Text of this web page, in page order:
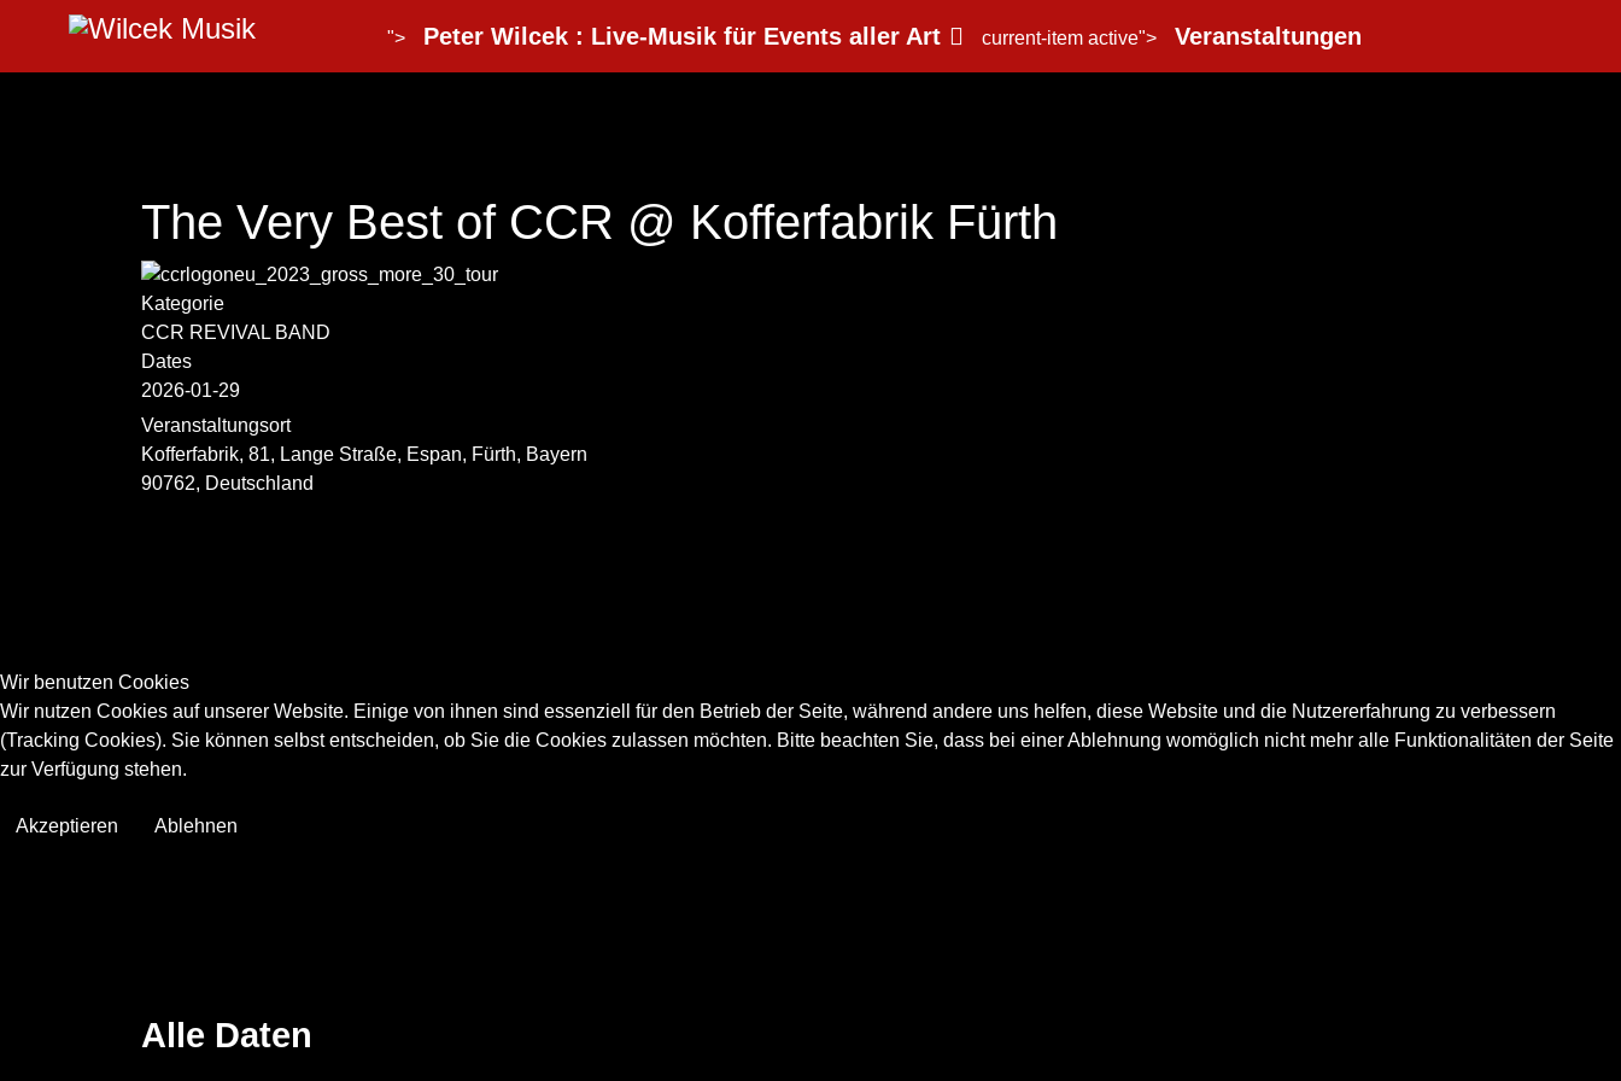
"> Peter Wilcek : Live-Musik für Events aller Art current-item active"> Veranstaltungen
The Very Best of CCR @ Kofferfabrik Fürth
Kategorie
CCR REVIVAL BAND
Dates
2026-01-29
Veranstaltungsort
Kofferfabrik, 81, Lange Straße, Espan, Fürth, Bayern
90762, Deutschland
Alle Daten
Wir benutzen Cookies
Wir nutzen Cookies auf unserer Website. Einige von ihnen sind essenziell für den Betrieb der Seite, während andere uns helfen, diese Website und die Nutzererfahrung zu verbessern
(Tracking Cookies). Sie können selbst entscheiden, ob Sie die Cookies zulassen möchten. Bitte beachten Sie, dass bei einer Ablehnung womöglich nicht mehr alle Funktionalitäten der Seite
zur Verfügung stehen.
Akzeptieren Ablehnen